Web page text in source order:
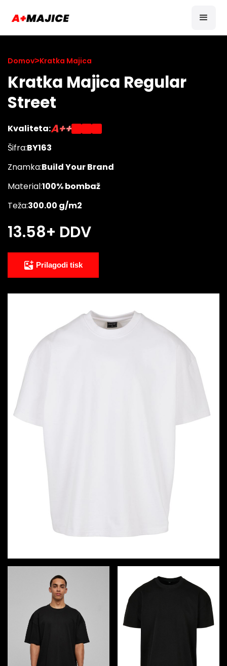
Domov>Kratka Majica
Kratka Majica Regular
Street
Kvaliteta:A++
Šifra:BY163
Znamka:Build Your Brand
Material:100% bombaž
Teža:300.00 g/m2
13.58+ DDV
Prilagodi tisk